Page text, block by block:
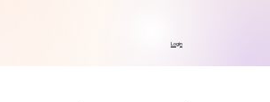
Login